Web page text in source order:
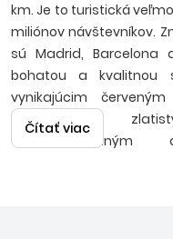
km. Je to turistická
miliónov návštevníkov.
sú Madrid, Barcelona
bohatou a kvalitnou
vynikajúcim
pamiatkami,
Čítať viac